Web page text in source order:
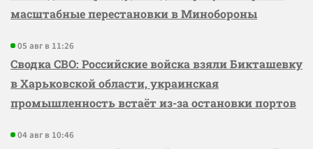
масштабные перестановки в Минобороны
05 авг в 11:26
Сводка СВО: Российские войска взяли Бикташевку
в Харьковской области, украинская
промышленность встаёт из-за остановки портов
04 авг в 10:46